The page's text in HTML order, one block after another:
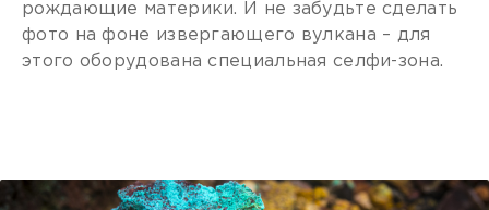
рождающие материки. И не забудьте сделать
фото на фоне извергающего вулкана – для
этого оборудована специальная селфи-зона.